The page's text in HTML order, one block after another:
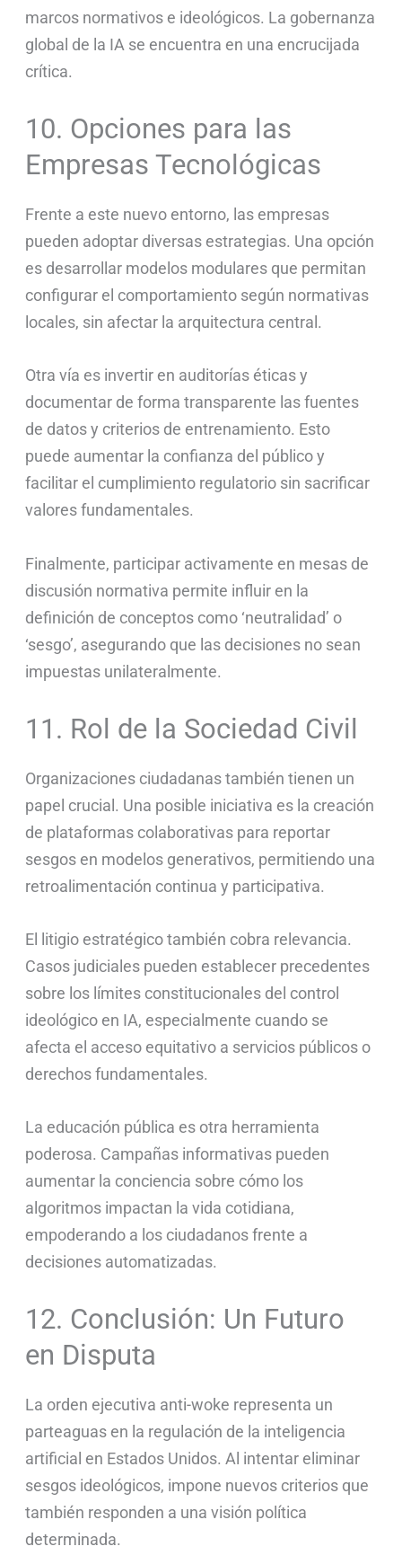
marcos normativos e ideológicos. La gobernanza
global de la IA se encuentra en una encrucijada
crítica.
10. Opciones para las
Empresas Tecnológicas
Frente a este nuevo entorno, las empresas
pueden adoptar diversas estrategias. Una opción
es desarrollar modelos modulares que permitan
configurar el comportamiento según normativas
locales, sin afectar la arquitectura central.
Otra vía es invertir en auditorías éticas y
documentar de forma transparente las fuentes
de datos y criterios de entrenamiento. Esto
puede aumentar la confianza del público y
facilitar el cumplimiento regulatorio sin sacrificar
valores fundamentales.
Finalmente, participar activamente en mesas de
discusión normativa permite influir en la
definición de conceptos como ‘neutralidad’ o
‘sesgo’, asegurando que las decisiones no sean
impuestas unilateralmente.
11. Rol de la Sociedad Civil
Organizaciones ciudadanas también tienen un
papel crucial. Una posible iniciativa es la creación
de plataformas colaborativas para reportar
sesgos en modelos generativos, permitiendo una
retroalimentación continua y participativa.
El litigio estratégico también cobra relevancia.
Casos judiciales pueden establecer precedentes
sobre los límites constitucionales del control
ideológico en IA, especialmente cuando se
afecta el acceso equitativo a servicios públicos o
derechos fundamentales.
La educación pública es otra herramienta
poderosa. Campañas informativas pueden
aumentar la conciencia sobre cómo los
algoritmos impactan la vida cotidiana,
empoderando a los ciudadanos frente a
decisiones automatizadas.
12. Conclusión: Un Futuro
en Disputa
La orden ejecutiva anti-woke representa un
parteaguas en la regulación de la inteligencia
artificial en Estados Unidos. Al intentar eliminar
sesgos ideológicos, impone nuevos criterios que
también responden a una visión política
determinada.